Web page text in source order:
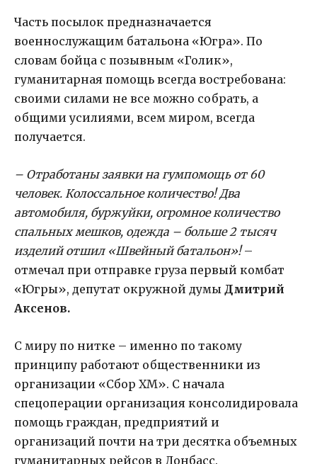
Часть посылок предназначается
военнослужащим батальона «Югра». По
словам бойца с позывным «Голик»,
гуманитарная помощь всегда востребована:
своими силами не все можно собрать, а
общими усилиями, всем миром, всегда
получается.
– Отработаны заявки на гумпомощь от 60
человек. Колоссальное количество! Два
автомобиля, буржуйки, огромное количество
спальных мешков, одежда – больше 2 тысяч
изделий отшил «Швейный батальон»!–
отмечал при отправке груза первый комбат
«Югры», депутат окружной думы Дмитрий
Аксенов.
С миру по нитке – именно по такому
принципу работают общественники из
организации «Сбор ХМ». С начала
спецоперации организация консолидировала
помощь граждан, предприятий и
организаций почти на три десятка объемных
гуманитарных рейсов в Донбасс.